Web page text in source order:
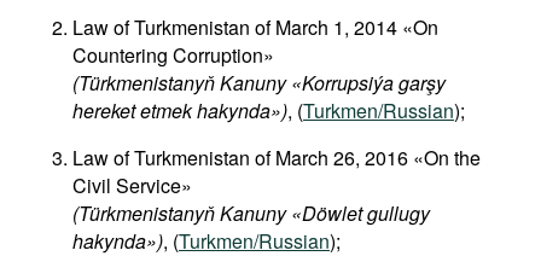
Law of Turkmenistan of March 1, 2014 «On
Countering Corruption»
(Türkmenistanyň Kanuny «Korrupsiýa garşy
hereket etmek hakynda»), (Turkmen/Russian);
Law of Turkmenistan of March 26, 2016 «On the
Civil Service»
(Türkmenistanyň Kanuny «Döwlet gullugy
hakynda»), (Turkmen/Russian);